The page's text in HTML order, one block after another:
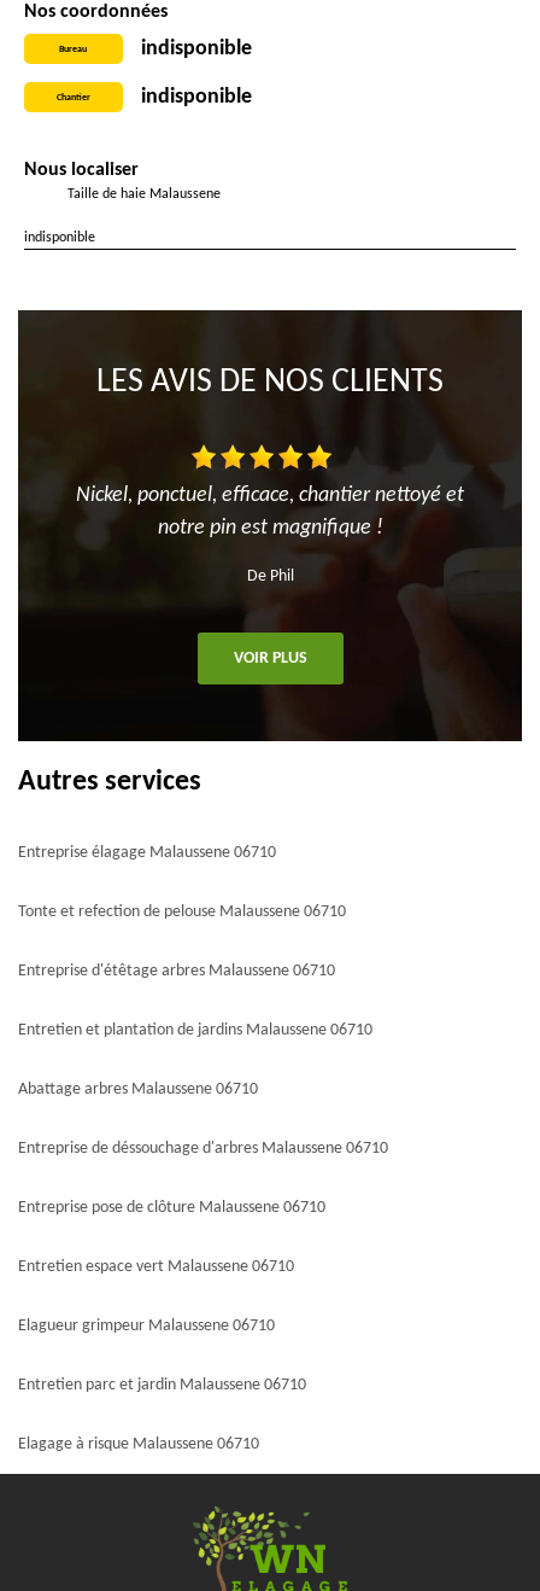
Nos coordonnées
Bureau indisponible
Chantier indisponible
Nous localiser
Taille de haie Malaussene
indisponible
LES AVIS DE NOS CLIENTS
Nickel, ponctuel, efficace, chantier nettoyé et
notre pin est magnifique !
De Phil
VOIR PLUS
Autres services
Entreprise élagage Malaussene 06710
Tonte et refection de pelouse Malaussene 06710
Entreprise d'étêtage arbres Malaussene 06710
Entretien et plantation de jardins Malaussene 06710
Abattage arbres Malaussene 06710
Entreprise de déssouchage d'arbres Malaussene 06710
Entreprise pose de clôture Malaussene 06710
Entretien espace vert Malaussene 06710
Elagueur grimpeur Malaussene 06710
Entretien parc et jardin Malaussene 06710
Elagage à risque Malaussene 06710